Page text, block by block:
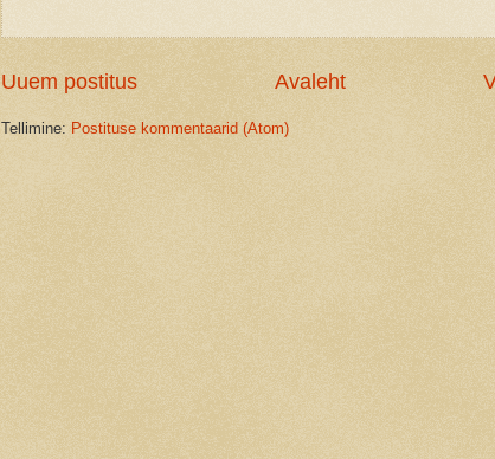
Uuem postitus Avaleht
Tellimine: Postituse kommentaarid (Atom)